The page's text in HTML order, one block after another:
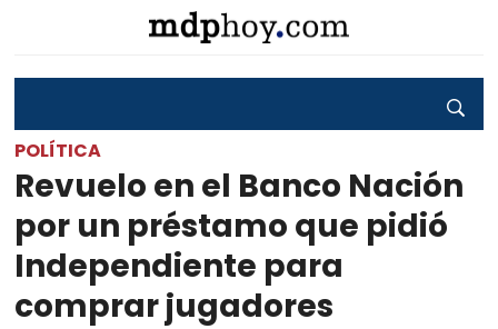
POLÍTICA
Revuelo en el Banco Nación
por un préstamo que pidió
Independiente para
comprar jugadores